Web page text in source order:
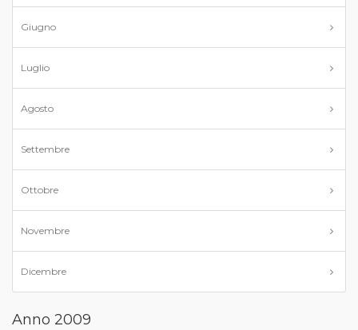
Giugno
Luglio
Agosto
Settembre
Ottobre
Novembre
Dicembre
Anno 2009